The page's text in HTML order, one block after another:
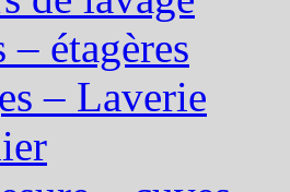
– étagères
– Laverie